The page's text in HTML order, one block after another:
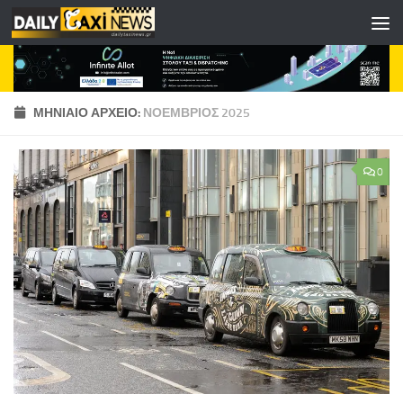
Skip to content
ΜΗΝΙΑΊΟ ΑΡΧΕΊΟ: ΝΟΈΜΒΡΙΟΣ 2025
0